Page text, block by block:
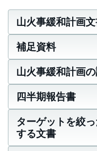
山火事緩和計画
補足資料
山火事緩和計画
四半期報告書
ターゲットを絞
する文書